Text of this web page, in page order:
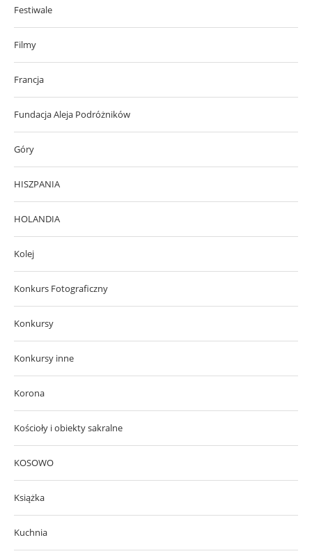
Festiwale
Filmy
Francja
Fundacja Aleja Podróżników
Góry
HISZPANIA
HOLANDIA
Kolej
Konkurs Fotograficzny
Konkursy
Konkursy inne
Korona
Kościoły i obiekty sakralne
KOSOWO
Książka
Kuchnia